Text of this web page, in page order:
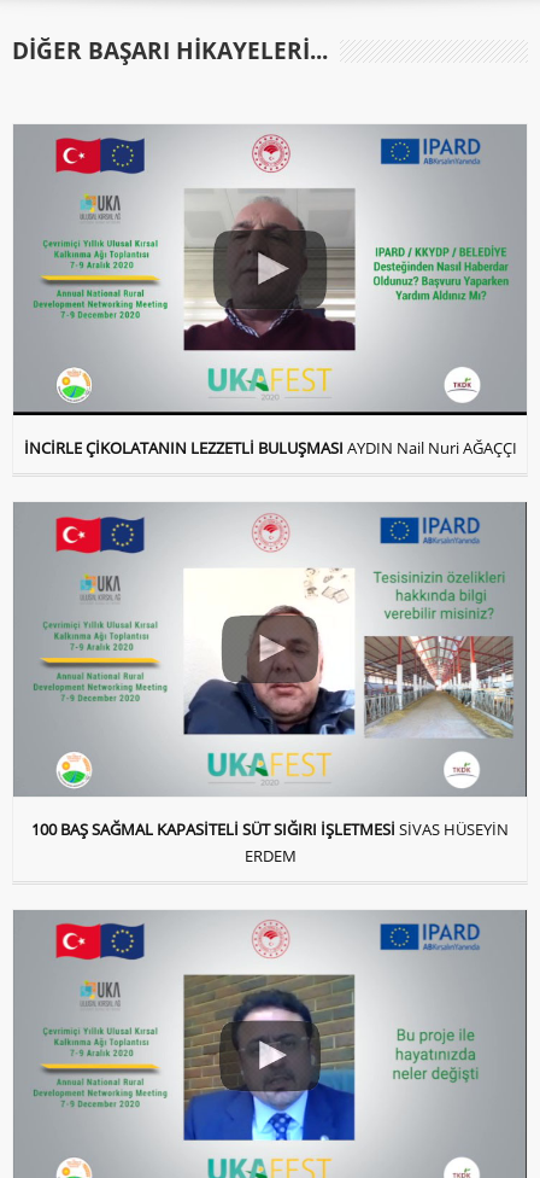
DIĞER BAŞARI HIKAYELERI...
İNCİRLE ÇİKOLATANIN LEZZETLİ BULUŞMASI AYDIN Nail Nuri AĞAÇÇI
100 BAŞ SAĞMAL KAPASİTELİ SÜT SIĞIRI İŞLETMESİ SİVAS HÜSEYİN
ERDEM